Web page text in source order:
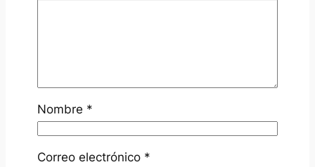
Nombre *
Correo electrónico *